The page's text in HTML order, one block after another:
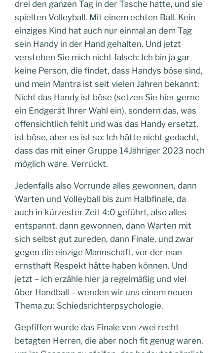
drei den ganzen Tag in der Tasche hatte, und sie
spielten Volleyball. Mit einem echten Ball. Kein
einziges Kind hat auch nur einmal an dem Tag
sein Handy in der Hand gehalten. Und jetzt
verstehen Sie mich nicht falsch: Ich bin ja gar
keine Person, die findet, dass Handys böse sind,
und mein Mantra ist seit vielen Jahren bekannt:
Nicht das Handy ist böse (setzen Sie hier gerne
ein Endgerät Ihrer Wahl ein), sondern das, was
offensichtlich fehlt und was das Handy ersetzt,
ist böse, aber es ist so: Ich hätte nicht gedacht,
dass das mit einer Gruppe 14Jähriger 2023 noch
möglich wäre. Verrückt.
Jedenfalls also Vorrunde alles gewonnen, dann
Warten und Volleyball bis zum Halbfinale, da
auch in kürzester Zeit 4:0 geführt, also alles
entspannt, dann gewonnen, dann Warten mit
sich selbst gut zureden, dann Finale, und zwar
gegen die einzige Mannschaft, vor der man
ernsthaft Respekt hätte haben können. Und
jetzt – ich erzähle hier ja regelmäßig und viel
über Handball – wenden wir uns einem neuen
Thema zu: Schiedsrichterpsychologie.
Gepfiffen wurde das Finale von zwei recht
betagten Herren, die aber noch fit genug waren,